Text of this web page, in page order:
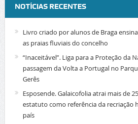
NOTÍCIAS RECENTES
Livro criado por alunos de Braga
as praias fluviais do concelho
“Inaceitável”. Liga para a Proteção da
passagem da Volta a Portugal no
Gerês
Esposende. Galaicofolia atrai mais de
estatuto como referência da recriação
país